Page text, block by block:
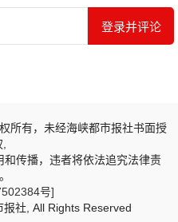
登录并评论
所有，未经海峡都市报社书面授
传播，违者将依法追究法律责
号]
社, All Rights Reserved